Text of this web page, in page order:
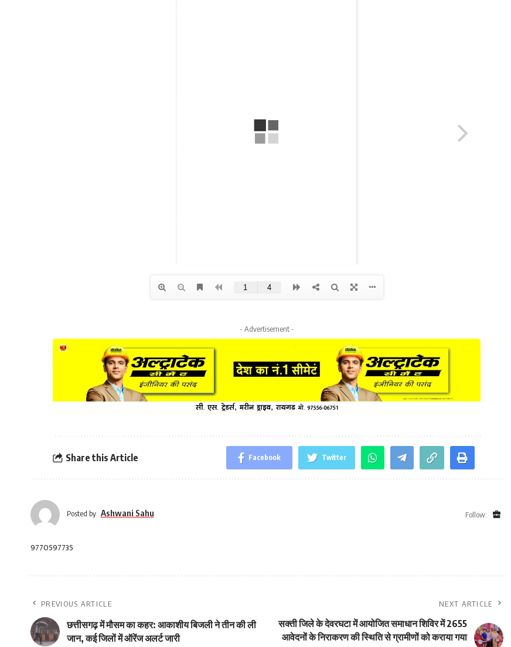
- Advertisement -
Share this Article Facebook Twitter
Posted by Ashwani Sahu Follow:
9770597735
PREVIOUS ARTICLE
छत्तीसगढ़ में मौसम का कहर: आकाशीय बिजली ने तीन की ली
जान, कई जिलों में ऑरेंज अलर्ट जारी
NEXT ARTICLE
सक्ती जिले के देवरघटा में आयोजित समाधान शिविर में 2655
आवेदनों के निराकरण की स्थिति से ग्रामीणों को कराया गया